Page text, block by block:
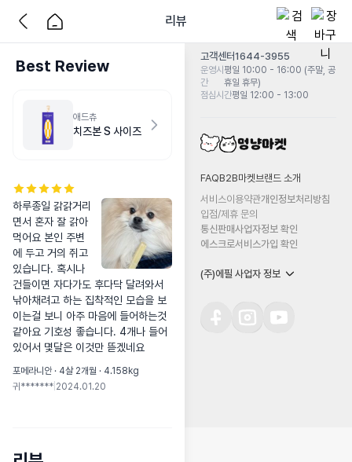
리뷰
Best Review
애드츄
치즈본 S 사이즈
하루종일 갉갉거리
면서 혼자 잘 갉아
먹어요 본인 주변
에 두고 거의 쥐고
있습니다. 혹시나
건들이면 자다가도 후다닥 달려와서
낚아채려고 하는 집착적인 모습을 보
이는걸 보니 아주 마음에 들어하는것
같아요 기호성 좋습니다. 4개나 들어
있어서 몇달은 이것만 뜯겠네요
포메라니안 · 4살 2개월 · 4.158kg
귀******* 2024.01.20
고객센터1644-3955
운영시
간
평일 10:00 - 16:00 (주말, 공
휴일 휴무)
점심시간평일 12:00 - 13:00
FAQB2B마켓 브랜드 소개
서비스이용약관개인정보처리방침
입점/제휴 문의
통신판매사업자정보 확인
에스크로서비스가입 확인
(주)에필 사업자 정보